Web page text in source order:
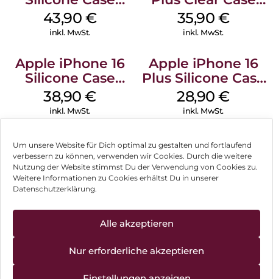
Um unsere Website für Dich optimal zu gestalten und fortlaufend
verbessern zu können, verwenden wir Cookies. Durch die weitere
Nutzung der Website stimmst Du der Verwendung von Cookies zu.
Weitere Informationen zu Cookies erhältst Du in unserer
Datenschutzerklärung.
Alle akzeptieren
Nur erforderliche akzeptieren
MagSafe Plum
43,90 €
inkl. MwSt.
MagSafe
Transparent
35,90 €
inkl. MwSt.
Apple iPhone 16
Silicone Case
MagSafe
Ultramarine
38,90€
inkl. MwSt.
Apple iPhone 16
Plus Silicone Case
MagSafe Black
28,90€
inkl. MwSt.
Impressum
Hinweis zur Batterieentsorgung
Können wir Dir behilflich sein?